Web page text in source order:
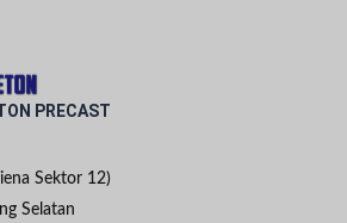
PRECAST
Sektor 12)
Selatan